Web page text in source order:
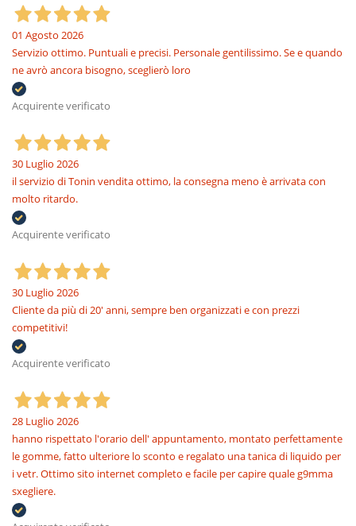
01 Agosto 2026
Servizio ottimo. Puntuali e precisi. Personale gentilissimo. Se e quando
ne avrò ancora bisogno, sceglierò loro
Acquirente verificato
30 Luglio 2026
il servizio di Tonin vendita ottimo, la consegna meno è arrivata con
molto ritardo.
Acquirente verificato
30 Luglio 2026
Cliente da più di 20' anni, sempre ben organizzati e con prezzi
competitivi!
Acquirente verificato
28 Luglio 2026
hanno rispettato l'orario dell' appuntamento, montato perfettamente
le gomme, fatto ulteriore lo sconto e regalato una tanica di liquido per
i vetr. Ottimo sito internet completo e facile per capire quale g9mma
sxegliere.